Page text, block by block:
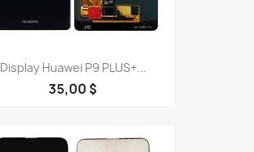
Display Huawei P9 PLUS+...
35,00 $